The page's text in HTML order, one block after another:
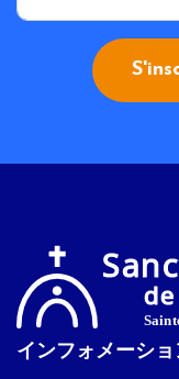
インフォメーショ